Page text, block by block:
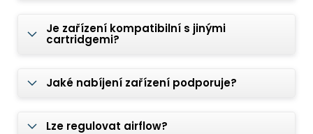
Je zařízení kompatibilní s jinými
cartridgemi?
Jaké nabíjení zařízení podporuje?
Lze regulovat airflow?